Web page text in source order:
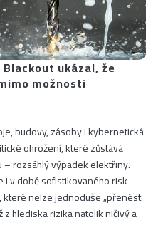
ukázal, že
možnosti
budovy, zásoby i kybernetická
ohrožení, které zůstává
rozsáhlý výpadek elektřiny.
i v době sofistikovaného risk
které nelze jednoduše „přenést
hlediska rizika natolik ničivý a